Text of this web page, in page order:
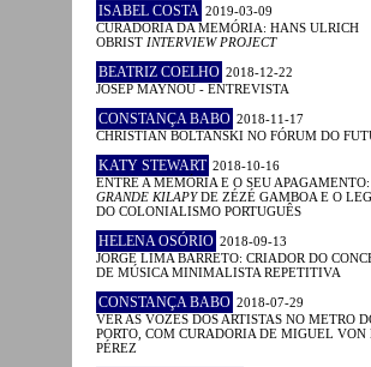
ISABEL COSTA 2019-03-09
CURADORIA DA MEMÓRIA: HANS ULRICH
OBRIST INTERVIEW PROJECT
BEATRIZ COELHO 2018-12-22
JOSEP MAYNOU - ENTREVISTA
CONSTANÇA BABO 2018-11-17
CHRISTIAN BOLTANSKI NO FÓRUM DO
KATY STEWART 2018-10-16
ENTRE A MEMÓRIA E O SEU APAGAMENTO:
GRANDE KILAPYDE ZÉZÉ GAMBOA E O
DO COLONIALISMO PORTUGUÊS
HELENA OSÓRIO 2018-09-13
JORGE LIMA BARRETO: CRIADOR DO
DE MÚSICA MINIMALISTA REPETITIVA
CONSTANÇA BABO 2018-07-29
VER AS VOZES DOS ARTISTAS NO METRO
PORTO, COM CURADORIA DE MIGUEL VON
PÉREZ